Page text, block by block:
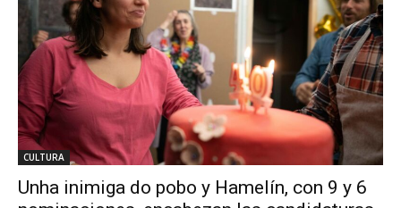
CULTURA
Unha inimiga do pobo y Hamelín, con 9 y 6